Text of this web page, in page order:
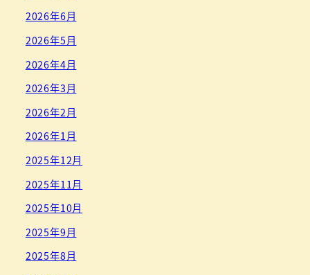
2026年6月
2026年5月
2026年4月
2026年3月
2026年2月
2026年1月
2025年12月
2025年11月
2025年10月
2025年9月
2025年8月